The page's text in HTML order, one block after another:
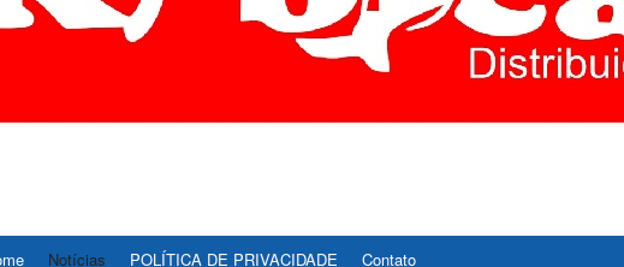
Notícias POLÍTICA DE PRIVACIDADE Contato